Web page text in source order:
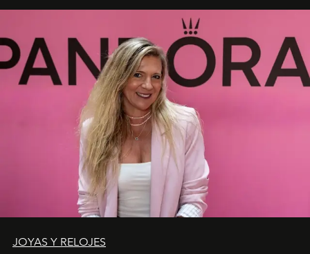
JOYAS Y RELOJES